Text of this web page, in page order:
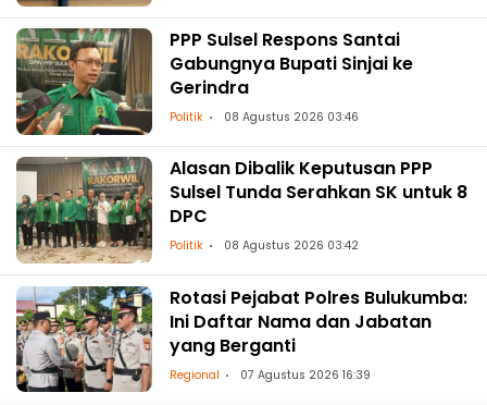
PPP Sulsel Respons Santai
Gabungnya Bupati Sinjai ke
Gerindra
Politik 08 Agustus 2026 03:46
Alasan Dibalik Keputusan PPP
Sulsel Tunda Serahkan SK untuk 8
DPC
Politik 08 Agustus 2026 03:42
Rotasi Pejabat Polres Bulukumba:
Ini Daftar Nama dan Jabatan
yang Berganti
Regional 07 Agustus 2026 16:39